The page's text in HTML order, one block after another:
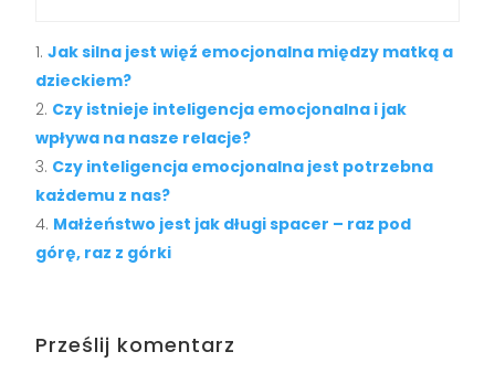
Jak silna jest więź emocjonalna między matką a
dzieckiem?
Czy istnieje inteligencja emocjonalna i jak
wpływa na nasze relacje?
Czy inteligencja emocjonalna jest potrzebna
każdemu z nas?
Małżeństwo jest jak długi spacer – raz pod
górę, raz z górki
Prześlij komentarz